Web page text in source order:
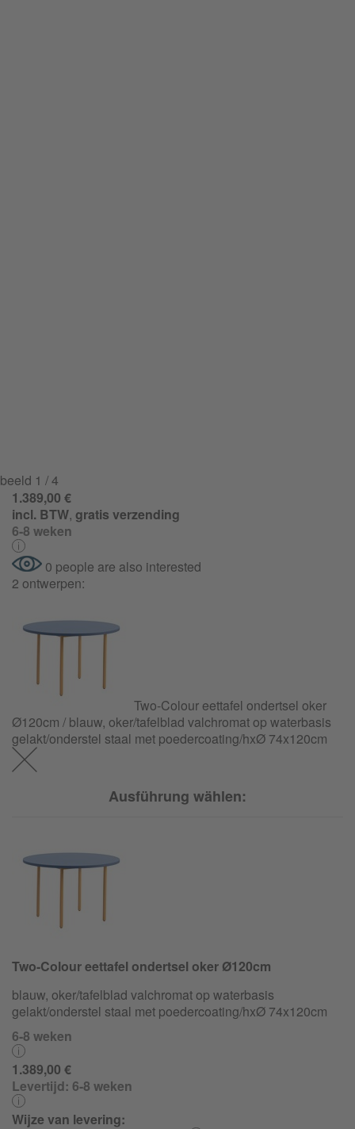
beeld 1 / 4
1.389,00 €
incl. BTW, gratis verzending
6-8 weken
0 people are also interested
2 ontwerpen:
Two-Colour eettafel ondertsel oker
Ø120cm / blauw, oker/tafelblad valchromat op waterbasis
gelakt/onderstel staal met poedercoating/hxØ 74x120cm
Ausführung wählen:
Two-Colour eettafel ondertsel oker Ø120cm
blauw, oker/tafelblad valchromat op waterbasis
gelakt/onderstel staal met poedercoating/hxØ 74x120cm
6-8 weken
1.389,00 €
Levertijd: 6-8 weken
Wijze van levering: